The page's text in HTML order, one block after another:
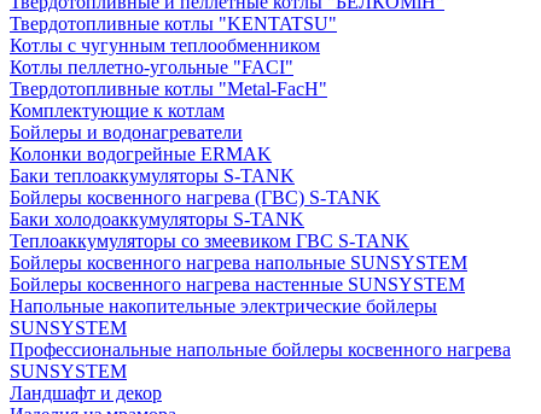
Твердотопливные котлы "KENTATSU"
Котлы с чугунным теплообменником
Котлы пеллетно-угольные "FACI"
Твердотопливные котлы "Metal-FacH"
Комплектующие к котлам
Бойлеры и водонагреватели
Колонки водогрейные ERMAK
Баки теплоаккумуляторы S-TANK
Бойлеры косвенного нагрева (ГВС) S-TANK
Баки холодоаккумуляторы S-TANK
Теплоаккумуляторы со змеевиком ГВС S-TANK
Бойлеры косвенного нагрева напольные SUNSYSTEM
Бойлеры косвенного нагрева настенные SUNSYSTEM
Напольные накопительные электрические бойлеры
SUNSYSTEM
Профессиональные напольные бойлеры косвенного нагрева
SUNSYSTEM
Ландшафт и декор